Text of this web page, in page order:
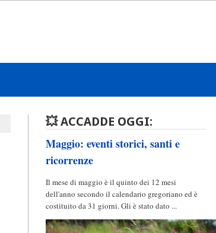
💥 ACCADDE OGGI:
Maggio: eventi storici, santi e
ricorrenze
Il mese di maggio è il quinto dei 12 mesi
dell'anno secondo il calendario gregoriano ed è
costituito da 31 giorni. Gli è stato dato ...